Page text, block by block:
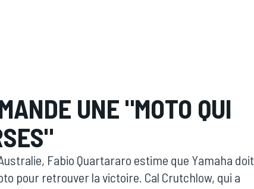
UNE "MOTO QUI
Fabio Quartararo estime que Yamaha doit
pour retrouver la victoire. Cal Crutchlow, qui a